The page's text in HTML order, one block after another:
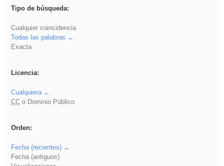
Tipo de búsqueda:
Cualquier coincidencia
Todas las palabras
Exacta
Licencia:
Cualquiera
CCo Dominio Público
Orden:
Fecha (recientes)
Fecha (antiguos)